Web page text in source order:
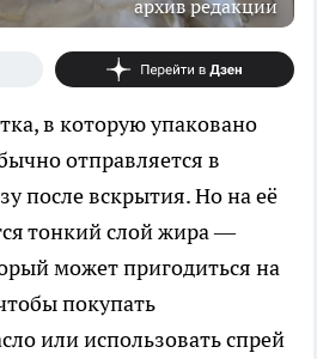
архив редакции
в которую упаковано
отправляется в
после вскрытия. Но на её
тонкий слой жира —
может пригодиться на
покупать
или использовать спрей